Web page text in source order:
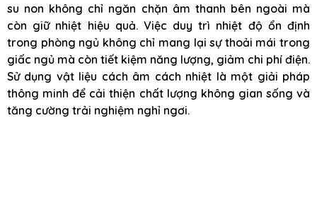
su non không chỉ ngăn chặn âm thanh bên ngoài mà
còn giữ nhiệt hiệu quả. Việc duy trì nhiệt độ ổn định
trong phòng ngủ không chỉ mang lại sự thoải mái trong
giấc ngủ mà còn tiết kiệm năng lượng, giảm chi phí điện.
Sử dụng vật liệu cách âm cách nhiệt là một giải pháp
thông minh để cải thiện chất lượng không gian sống và
tăng cường trải nghiệm nghỉ ngơi.